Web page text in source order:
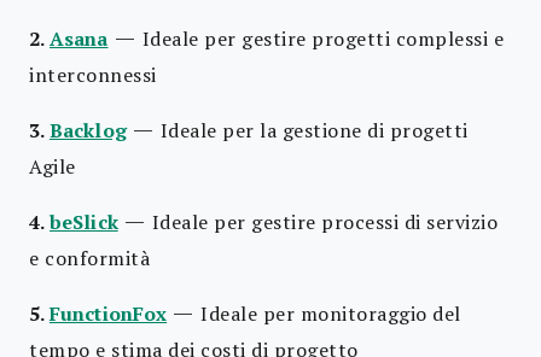
2.Asana — Ideale per gestire progetti complessi e
interconnessi
3.Backlog — Ideale per la gestione di progetti
Agile
4.beSlick — Ideale per gestire processi di servizio
e conformità
5.FunctionFox —Ideale per monitoraggio del
tempo e stima dei costi di progetto